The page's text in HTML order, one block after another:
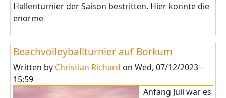
Hallenturnier der Saison bestritten. Hier konnte die
enorme
Beachvolleyballturnier auf Borkum
Written by Christian Richard on Wed, 07/12/2023 -
15:59
Anfang Juli war es